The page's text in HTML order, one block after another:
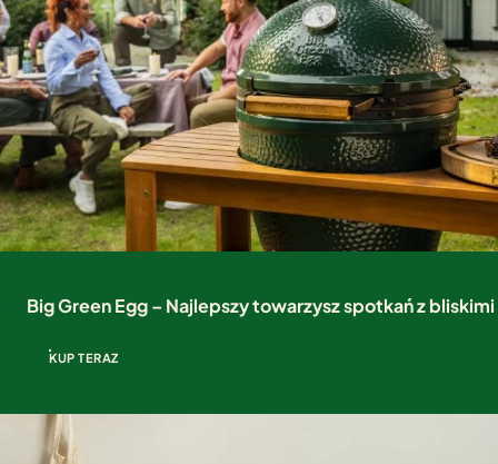
Big Green Egg – Najlepszy towarzysz spotkań z bliskimi
KUP TERAZ